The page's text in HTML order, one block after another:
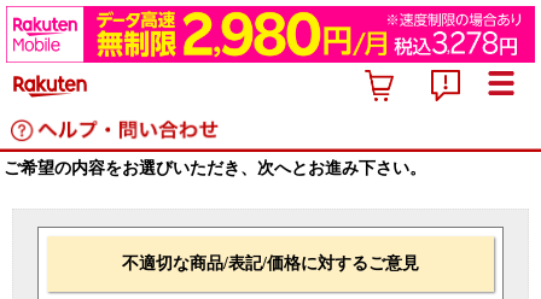
ご希望の内容をお選びいただき、次へとお進み下さい。
不適切な商品/表記/価格に対するご意見